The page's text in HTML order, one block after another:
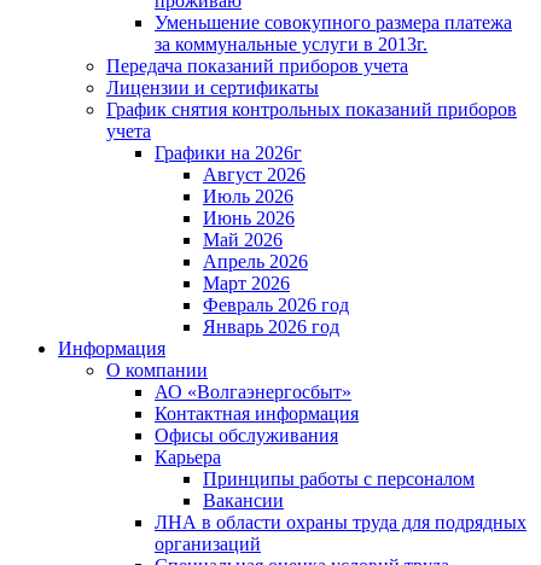
Уменьшение совокупного размера платежа
за коммунальные услуги в 2013г.
Передача показаний приборов учета
Лицензии и сертификаты
График снятия контрольных показаний приборов
учета
Графики на 2026г
Август 2026
Июль 2026
Июнь 2026
Май 2026
Апрель 2026
Март 2026
Февраль 2026 год
Январь 2026 год
Информация
О компании
АО «Волгаэнергосбыт»
Контактная информация
Офисы обслуживания
Карьера
Принципы работы с персоналом
Вакансии
ЛНА в области охраны труда для подрядных
организаций